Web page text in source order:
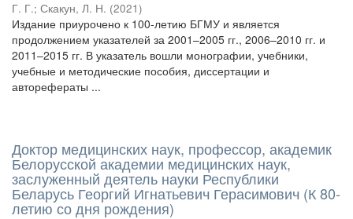
Г. Г.; Скакун, Л. Н. (2021)
Издание приурочено к 100-летию БГМУ и является
продолжением указателей за 2001–2005 гг., 2006–2010 гг. и
2011–2015 гг. В указатель вошли монографии, учебники,
учебные и методические пособия, диссертации и
авторефераты ...
Доктор медицинских наук, профессор, академик
Белорусской академии медицинских наук,
заслуженный деятель науки Республики
Беларусь Георгий Игнатьевич Герасимович (К 80-
летию со дня рождения)